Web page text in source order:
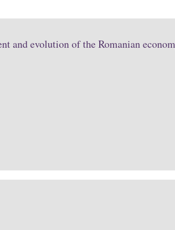
and evolution of the Romanian